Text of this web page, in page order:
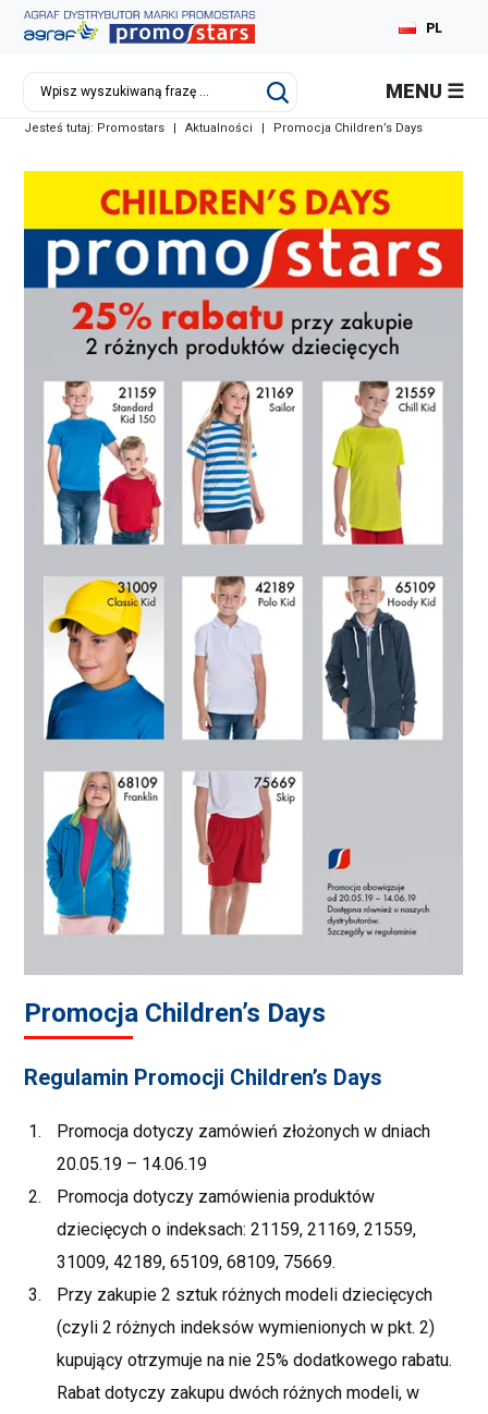
PL
MENU
Jesteś tutaj: Promostars | Aktualności | Promocja Children’s Days
Promocja Children’s Days
Regulamin Promocji Children’s Days
Promocja dotyczy zamówień złożonych w dniach
20.05.19 – 14.06.19
Promocja dotyczy zamówienia produktów
dziecięcych o indeksach: 21159, 21169, 21559,
31009, 42189, 65109, 68109, 75669.
Przy zakupie 2 sztuk różnych modeli dziecięcych
(czyli 2 różnych indeksów wymienionych w pkt. 2)
kupujący otrzymuje na nie 25% dodatkowego rabatu.
Rabat dotyczy zakupu dwóch różnych modeli, w